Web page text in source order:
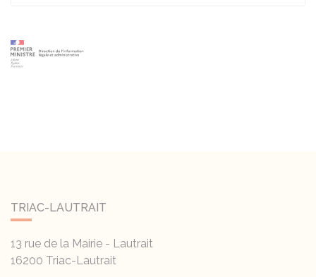
TRIAC-LAUTRAIT
13 rue de la Mairie - Lautrait
16200 Triac-Lautrait